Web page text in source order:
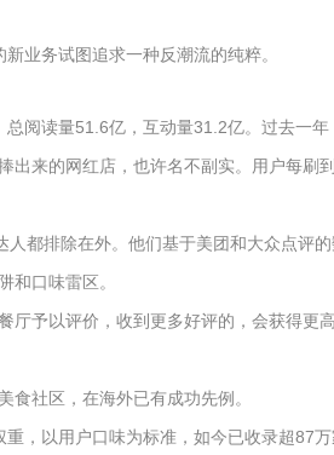
业务试图追求一种反潮流的纯粹。
阅读量51.6亿，互动量31.2亿。过去一年
来的网红店，也许名不副实。用户每
都排除在外。他们基于美团和大众点
和口味雷区。
予以评价，收到更多好评的，会获得
社区，在海外已有成功先例。
，以用户口味为标准，如今已收录超87